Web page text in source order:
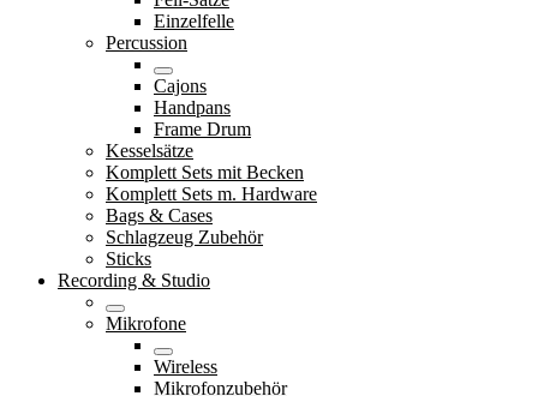
Einzelfelle
Percussion
Cajons
Handpans
Frame Drum
Kesselsätze
Komplett Sets mit Becken
Komplett Sets m. Hardware
Bags & Cases
Schlagzeug Zubehör
Sticks
Recording & Studio
Mikrofone
Wireless
Mikrofonzubehör